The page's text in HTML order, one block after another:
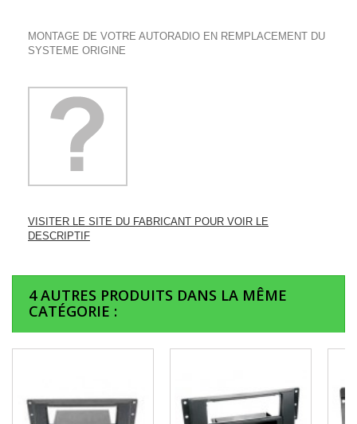
MONTAGE DE VOTRE AUTORADIO EN REMPLACEMENT DU
SYSTEME ORIGINE
VISITER LE SITE DU FABRICANT POUR VOIR LE
DESCRIPTIF
4 AUTRES PRODUITS DANS LA MÊME
CATÉGORIE :